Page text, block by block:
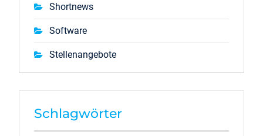
Shortnews
Software
Stellenangebote
Schlagwörter